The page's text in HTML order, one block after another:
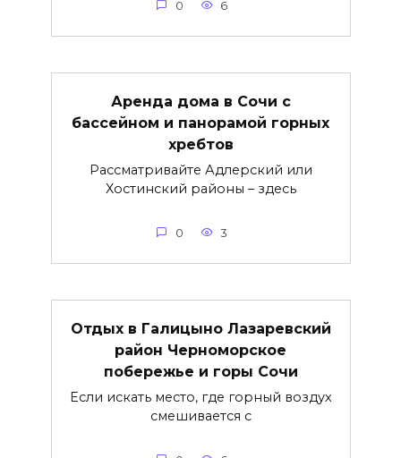
0 6
Аренда дома в Сочи с
бассейном и панорамой горных
хребтов
Рассматривайте Адлерский или
Хостинский районы – здесь
0 3
Отдых в Галицыно Лазаревский
район Черноморское
побережье и горы Сочи
Если искать место, где горный воздух
смешивается с